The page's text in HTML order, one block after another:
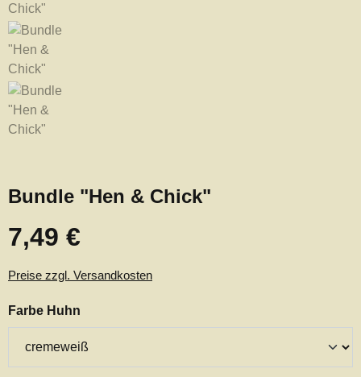
Bundle "Hen & Chick"
Regulärer Preis:
7,49 €
Preise zzgl. Versandkosten
Farbe Huhn